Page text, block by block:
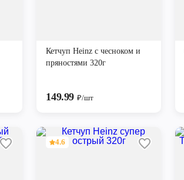
Кетчуп Heinz с чесноком и
пряностями 320г
149.99 ₽/шт
4.6